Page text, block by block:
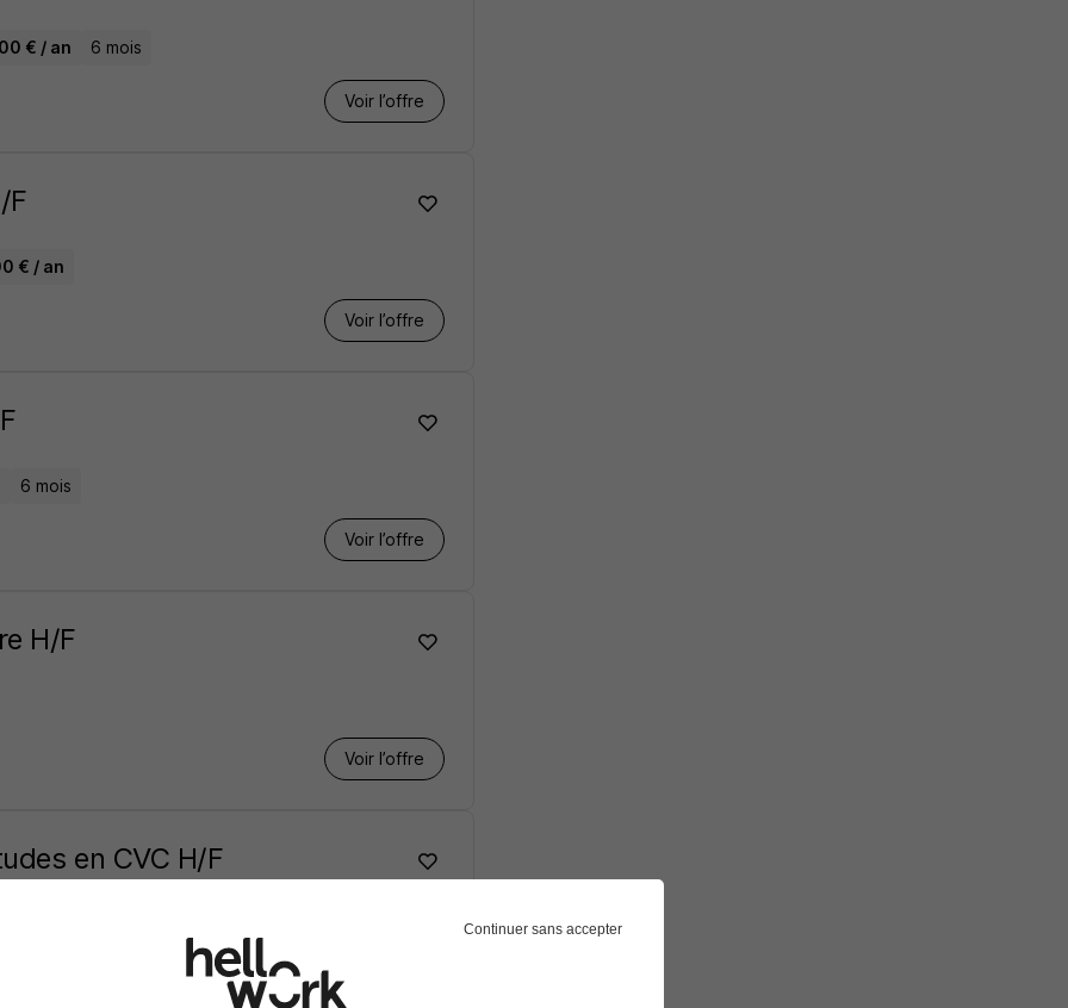
€ / an 6 mois
Voir l’offre
F
€ / an
Voir l’offre
6 mois
Voir l’offre
H/F
Voir l’offre
en CVC H/F
an
Voir l’offre
Continuer sans accepter